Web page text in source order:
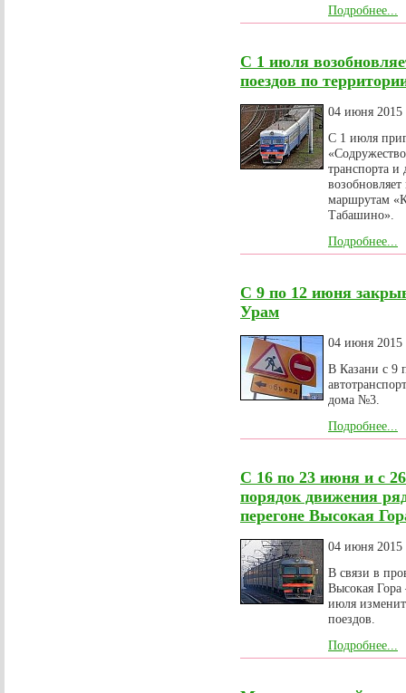
Подробнее...
С 1 июля
поездов по
04 июня 2015
С 1 июля
транспорта
маршрутам
Табашино».
Подробнее...
С 9 по 12 июня
Урам
04 июня 2015
В Казани с 9
дома №3.
Подробнее...
С 16 по 23 июня и с
порядок движения
перегоне Высокая
04 июня 2015
В связи в
Высокая
июля
поездов.
Подробнее...